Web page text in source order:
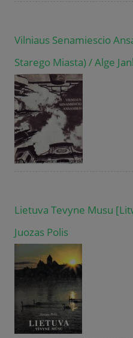
Vilniaus Senamiescio
Starego Miasta) / Alge
Lietuva Tevyne Musu
Juozas Polis